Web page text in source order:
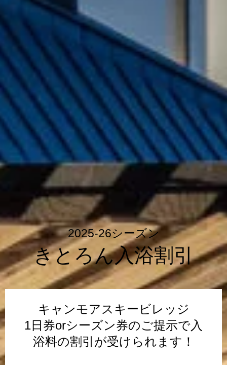
2025-26シーズン
きとろん入浴割引
キャンモアスキービレッジ
1日券orシーズン券のご提示で入
浴料の割引が受けられます！